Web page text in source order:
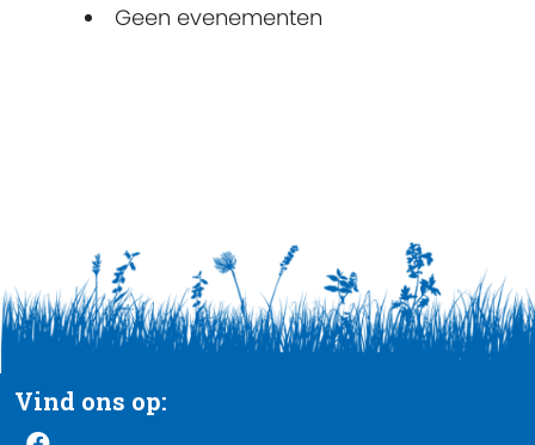
Geen evenementen
Vind ons op: